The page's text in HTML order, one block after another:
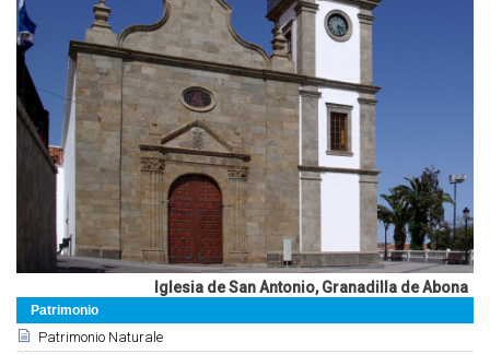
Patrimonio
Patrimonio Naturale
Iglesia de San Antonio, Granadilla de Abona